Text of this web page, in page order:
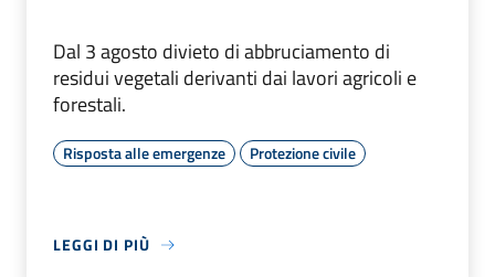
Dal 3 agosto divieto di abbruciamento di
residui vegetali derivanti dai lavori agricoli e
forestali.
Risposta alle emergenze Protezione civile
LEGGI DI PIÙ